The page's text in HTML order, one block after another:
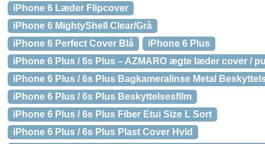
iPhone 6 Læder Flipcover
iPhone 6 MightyShell Clear/Grå
iPhone 6 Perfect Cover Blå
iPhone 6 Plus
iPhone 6 Plus / 6s Plus – AZMARO ægte læder cover /
iPhone 6 Plus / 6s Plus Bagkameralinse Metal
iPhone 6 Plus / 6s Plus Beskyttelsesfilm
iPhone 6 Plus / 6s Plus Fiber Etui Size L Sort
iPhone 6 Plus / 6s Plus Plast Cover Hvid